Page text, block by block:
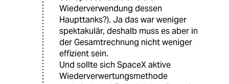
Wiederverwendung dessen
Haupttanks?). Ja das war weniger
spektakulär, deshalb muss es aber in
der Gesamtrechnung nicht weniger
effizient sein.
Und sollte sich SpaceX aktive
Wiederverwertungsmethode